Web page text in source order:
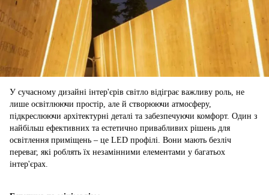
У сучасному дизайні інтер'єрів світло відіграє важливу роль, не
лише освітлюючи простір, але й створюючи атмосферу,
підкреслюючи архітектурні деталі та забезпечуючи комфорт. Один з
найбільш ефективних та естетично привабливих рішень для
освітлення приміщень – це LED профілі. Вони мають безліч
переваг, які роблять їх незамінними елементами у багатьох
інтер'єрах.